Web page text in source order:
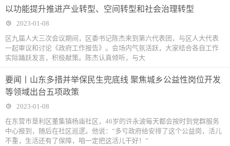
以功能提升推进产业转型、空间转型和社会治理转型
2023-01-08
区九届人大三次会议期间，区委书记陈杰来到第六代表团，与区人大代表
一起审议和讨论《政府工作报告》。会场内气氛活跃，大家结合各自工作
实际踊跃发言，积极献策。陈杰认真倾听，与大
要闻丨山东多措并举保民生兜底线 聚焦城乡公益性岗位开发
等领域出台五项政策
2023-01-08
在东营市垦利区董集镇杨庙社区，46岁的许永波每天都会按时到党群服务
中心报到，随后在社区巡逻。他说：“多亏政府给安排了这个公益岗，活儿
不重，生活还有了保障，咱一定把这活儿干好！”